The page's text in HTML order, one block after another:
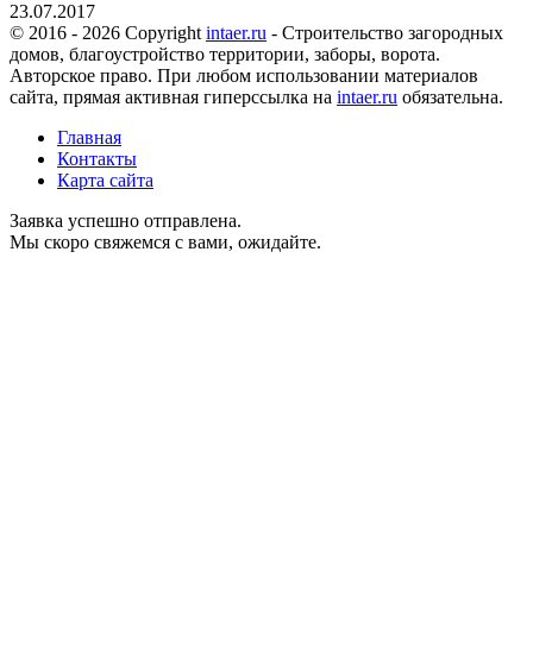
23.07.2017
© 2016 - 2026 Copyrightintaer.ru - Cтроительство загородных
домов, благоустройство территории, заборы, ворота.
Авторское право. При любом использовании материалов
сайта, прямая активная гиперссылка на intaer.ru обязательна.
Главная
Контакты
Карта сайта
Заявка успешно отправлена.
Мы скоро свяжемся с вами, ожидайте.